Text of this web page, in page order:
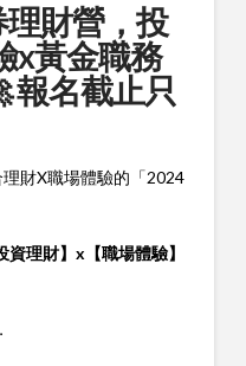
理財營，投
x黃金職務
報名截止只
財X職場體驗的「2024
資理財】x【職場體驗】